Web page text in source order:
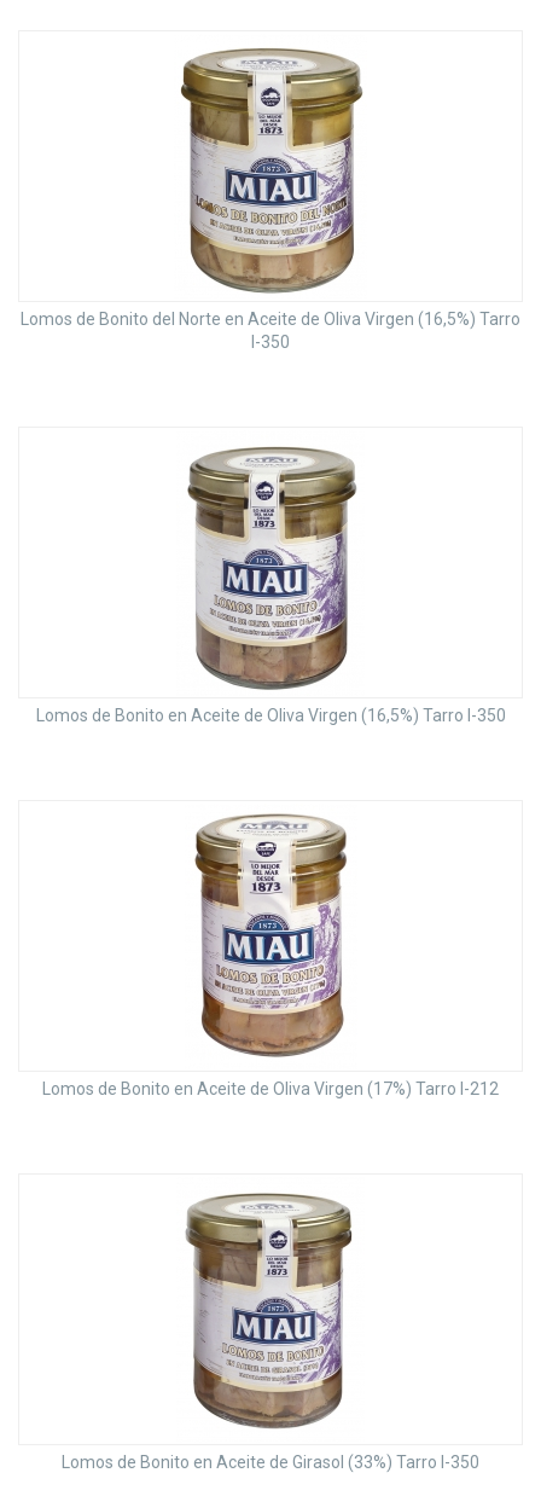
Lomos de Bonito del Norte en Aceite de Oliva Virgen (16,5%) Tarro
I-350
Lomos de Bonito en Aceite de Oliva Virgen (16,5%) Tarro I-350
Lomos de Bonito en Aceite de Oliva Virgen (17%) Tarro I-212
Lomos de Bonito en Aceite de Girasol (33%) Tarro I-350